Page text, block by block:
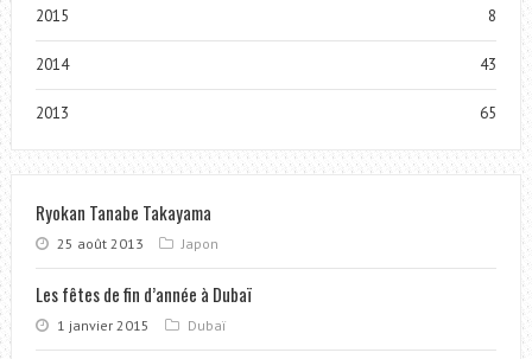
2015 8
2014 43
2013 65
Ryokan Tanabe Takayama
25 août 2013 Japon
Les fêtes de fin d’année à Dubaï
1 janvier 2015 Dubaï